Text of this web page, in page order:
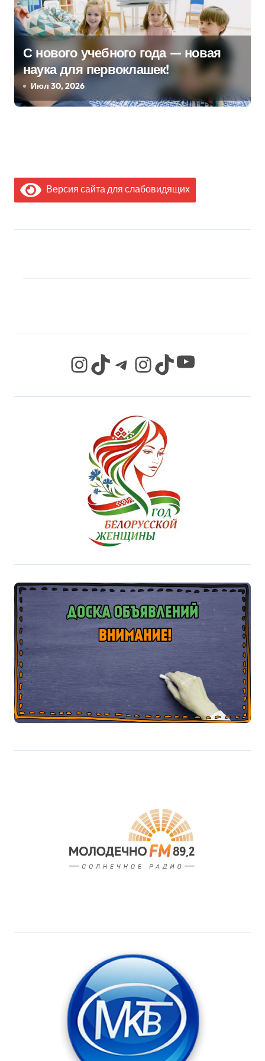
С нового учебного года — новая
наука для первоклашек!
Июл 30, 2026
Версия сайта для слабовидящих
InstagramTikTok Telegram InstagramTikTok YouTube